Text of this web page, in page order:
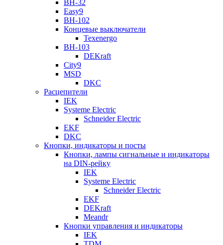
ВН-32
Easy9
ВН-102
Концевые выключатели
Texenergo
ВН-103
DEKraft
City9
MSD
DKC
Расцепители
IEK
Systeme Electric
Schneider Electric
EKF
DKC
Кнопки, индикаторы и посты
Кнопки, лампы сигнальные и индикаторы
на DIN-рейку
IEK
Systeme Electric
Schneider Electric
EKF
DEKraft
Meandr
Кнопки управления и индикаторы
IEK